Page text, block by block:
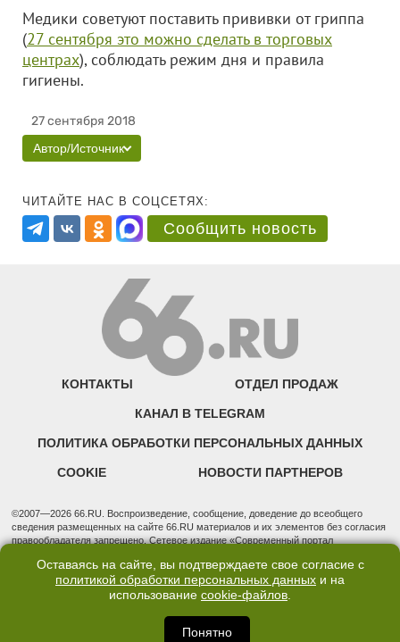
Медики советуют поставить прививки от гриппа
(27 сентября это можно сделать в торговых
центрах), соблюдать режим дня и правила
гигиены.
27 сентября 2018
Автор/Источник
ЧИТАЙТЕ НАС В СОЦСЕТЯХ:
Сообщить новость
КОНТАКТЫ ОТДЕЛ ПРОДАЖ
КАНАЛ В TELEGRAM
ПОЛИТИКА ОБРАБОТКИ ПЕРСОНАЛЬНЫХ ДАННЫХ
COOKIE НОВОСТИ ПАРТНЕРОВ
©2007—2026 66.RU. Воспроизведение, сообщение, доведение до всеобщего
сведения размещенных на сайте 66.RU материалов и их элементов без согласия
правообладателя запрещено. Сетевое издание «Современный портал
надзору в сфере связи, информационных технологий и массовых коммуникаций
(Роскомнадзор). Регистрационный номер ЭЛ № ФС 77 - 76634 от 02.09.2019
Учредитель: Общество с ограниченной ответственностью "66.ру". Юридический
3, оф. 7015 Фактический адрес редакции и отдела продаж: 620014, Свердловская
обл., г. Екатеринбург, ул. Бориса Ельцина, д. 3, оф. 7015, +7 (343) 288-50-66
Оставаясь на сайте, вы подтверждаете свое согласие с
политикой обработки персональных данных и на
использование cookie-файлов.
Понятно